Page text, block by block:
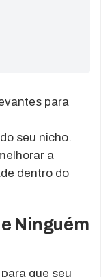
para
seu nicho.
a
dentro do
Ninguém
que seu